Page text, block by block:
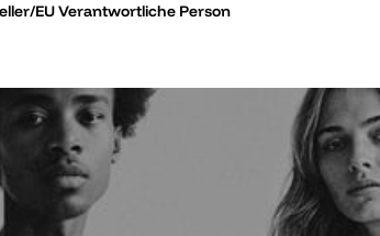
EU Verantwortliche Person